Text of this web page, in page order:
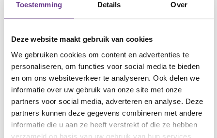
Toestemming Details Over
Deze website maakt gebruik van cookies
We gebruiken cookies om content en advertenties te
personaliseren, om functies voor social media te bieden
en om ons websiteverkeer te analyseren. Ook delen we
informatie over uw gebruik van onze site met onze
partners voor social media, adverteren en analyse. Deze
partners kunnen deze gegevens combineren met andere
informatie die u aan ze heeft verstrekt of die ze hebben
verzameld op basis van uw gebruik van hun services.
kantoorpand er piekfijn uitzien.
Feestjes
Dat Frieke nu 50 jaar bij Philadelphia woont was
natuurlijk reden voor een feestje. Twee feestjes
zelfs! In een zaaltje in het dorp kwamen familie,
begeleiders, bewoners en ook oud-begeleiders en
oud-bewoners samen. Er was live muziek, eten en